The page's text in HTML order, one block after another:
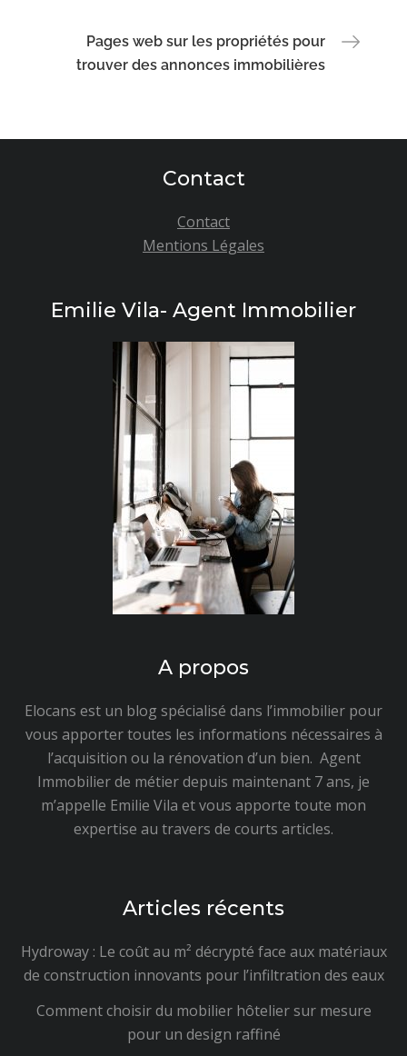
l’article
Pages web sur les propriétés pour
trouver des annonces immobilières
Contact
Contact
Mentions Légales
Emilie Vila- Agent Immobilier
A propos
Elocans est un blog spécialisé dans l’immobilier pour
vous apporter toutes les informations nécessaires à
l’acquisition ou la rénovation d’un bien. Agent
Immobilier de métier depuis maintenant 7 ans, je
m’appelle Emilie Vila et vous apporte toute mon
expertise au travers de courts articles.
Articles récents
Hydroway : Le coût au m² décrypté face aux matériaux
de construction innovants pour l’infiltration des eaux
Comment choisir du mobilier hôtelier sur mesure
pour un design raffiné